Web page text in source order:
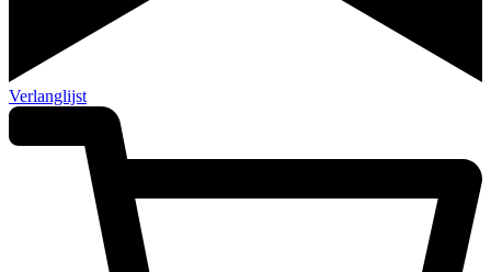
Verlanglijst